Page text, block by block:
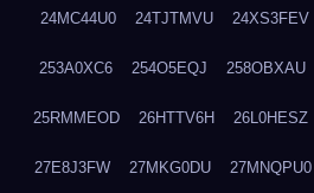
24MC44U0 24TJTMVU 24XS3FEV
253A0XC6 254O5EQJ 258OBXAU
25RMMEOD 26HTTV6H 26L0HESZ
27E8J3FW 27MKG0DU 27MNQPU0